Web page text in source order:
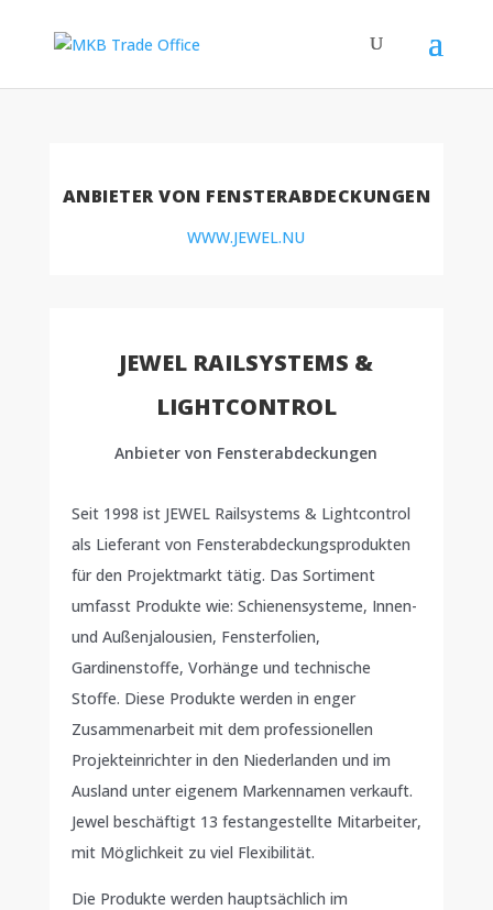
ANBIETER VON FENSTERABDECKUNGEN
WWW.JEWEL.NU
JEWEL RAILSYSTEMS &
LIGHTCONTROL
Anbieter von Fensterabdeckungen
Seit 1998 ist JEWEL Railsystems & Lightcontrol
als Lieferant von Fensterabdeckungsprodukten
für den Projektmarkt tätig. Das Sortiment
umfasst Produkte wie: Schienensysteme, Innen-
und Außenjalousien, Fensterfolien,
Gardinenstoffe, Vorhänge und technische
Stoffe. Diese Produkte werden in enger
Zusammenarbeit mit dem professionellen
Projekteinrichter in den Niederlanden und im
Ausland unter eigenem Markennamen verkauft.
Jewel beschäftigt 13 festangestellte Mitarbeiter,
mit Möglichkeit zu viel Flexibilität.
Die Produkte werden hauptsächlich im